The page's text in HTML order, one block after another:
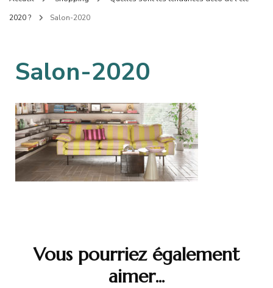
2020 ?
Salon-2020
Salon-2020
d'articleVous pourriez également
aimer...